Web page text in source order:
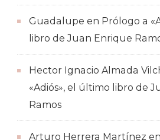
Guadalupe en Prólogo a
libro de Juan Enrique
Hector Ignacio Almada
«Adiós», el último libro de
Ramos
Arturo Herrera Martínez en